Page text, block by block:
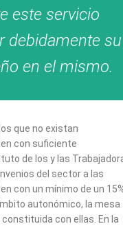
este servicio
debidamente su
en el mismo.
que no existan
con suficiente
de los y las
del sector a las
con un mínimo de un
autonómico, la mesa
con ellas. En la